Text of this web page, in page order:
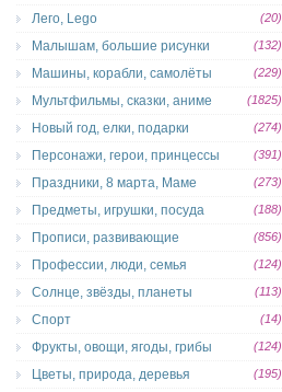
Лего, Lego (20)
Малышам, большие рисунки (132)
Машины, корабли, самолёты (229)
Мультфильмы, сказки, аниме (1825)
Новый год, елки, подарки (274)
Персонажи, герои, принцессы (391)
Праздники, 8 марта, Маме (273)
Предметы, игрушки, посуда (188)
Прописи, развивающие (856)
Профессии, люди, семья (124)
Солнце, звёзды, планеты (113)
Спорт (14)
Фрукты, овощи, ягоды, грибы (124)
Цветы, природа, деревья (195)